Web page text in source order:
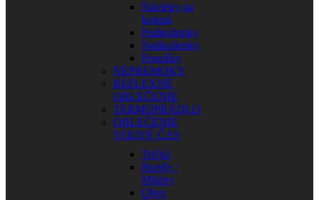
Návleky na
kolená
Podkolienky
Nadkolienky
Ponožky
NEPREMOKY
REFLEXNÉ
OBLEČENIE
TERMOPRÁDLO
OBLEČENIE
VOĽNÝ ČAS
Tričká
Bundy /
Mikiny
Obuv